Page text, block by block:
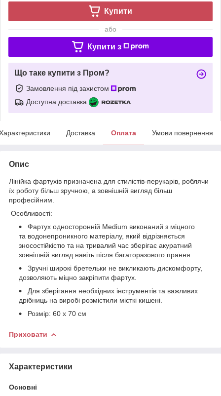
Купити
або
Купити з
Що таке купити з Пром?
Замовлення під захистом
Доступна доставка
Доставка Оплата Умови повернення
Опис
Лінійка фартухів призначена для стилістів-перукарів, роблячи
їх роботу більш зручною, а зовнішній вигляд більш
професійним.
Особливості:
Фартух односторонній Medium виконаний з міцного
та водонепроникного матеріалу, який відрізняється
зносостійкістю та на тривалий час зберігає акуратний
зовнішній вигляд навіть після багаторазового прання.
Зручні широкі бретельки не викликають дискомфорту,
дозволяють міцно закріпити фартух.
Для зберігання необхідних інструментів та важливих
дрібниць на виробі розмістили місткі кишені.
Розмір: 60 х 70 см
Приховати
Характеристики
Основні